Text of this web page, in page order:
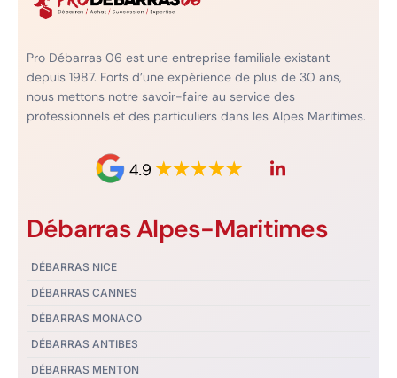
Pro Débarras 06 est une entreprise familiale existant
depuis 1987. Forts d’une expérience de plus de 30 ans,
nous mettons notre savoir-faire au service des
professionnels et des particuliers dans les Alpes Maritimes.
Débarras Alpes-Maritimes
DÉBARRAS NICE
DÉBARRAS CANNES
DÉBARRAS MONACO
DÉBARRAS ANTIBES
DÉBARRAS MENTON